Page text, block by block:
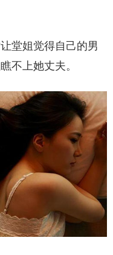
堂姐觉得自己的男
不上她丈夫。